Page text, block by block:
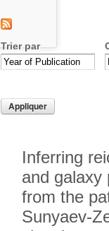
Trier par
Inferring
and galaxy
from the
Sunyaev-